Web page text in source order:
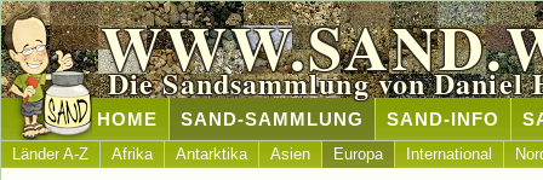
Die Sandsammlung von Daniel
HOME SAND-SAMMLUNG SAND-INFO
Länder A-Z Afrika Antarktika Asien Europa International